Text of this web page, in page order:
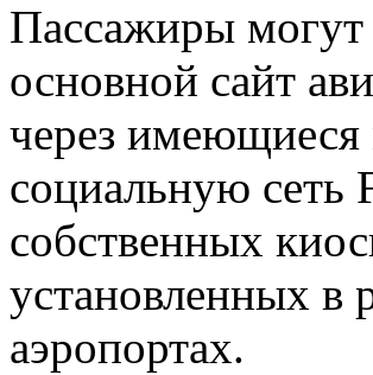
Пассажиры могут
основной сайт
через
социальную сеть
собственных
установленных в
аэропортах.